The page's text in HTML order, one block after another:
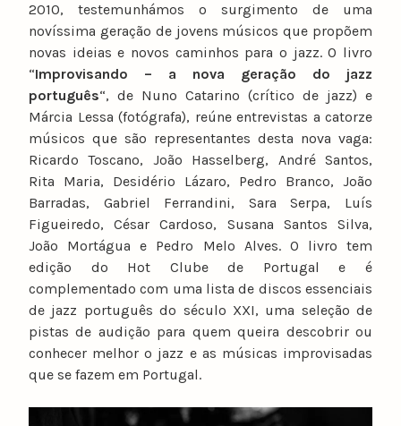
2010, testemunhámos o surgimento de uma
novíssima geração de jovens músicos que propõem
novas ideias e novos caminhos para o jazz. O livro
“Improvisando – a nova geração do jazz
português“, de Nuno Catarino (crítico de jazz) e
Márcia Lessa (fotógrafa), reúne entrevistas a catorze
músicos que são representantes desta nova vaga:
Ricardo Toscano, João Hasselberg, André Santos,
Rita Maria, Desidério Lázaro, Pedro Branco, João
Barradas, Gabriel Ferrandini, Sara Serpa, Luís
Figueiredo, César Cardoso, Susana Santos Silva,
João Mortágua e Pedro Melo Alves. O livro tem
edição do Hot Clube de Portugal e é
complementado com uma lista de discos essenciais
de jazz português do século XXI, uma seleção de
pistas de audição para quem queira descobrir ou
conhecer melhor o jazz e as músicas improvisadas
que se fazem em Portugal.